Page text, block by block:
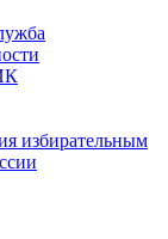
избирательным